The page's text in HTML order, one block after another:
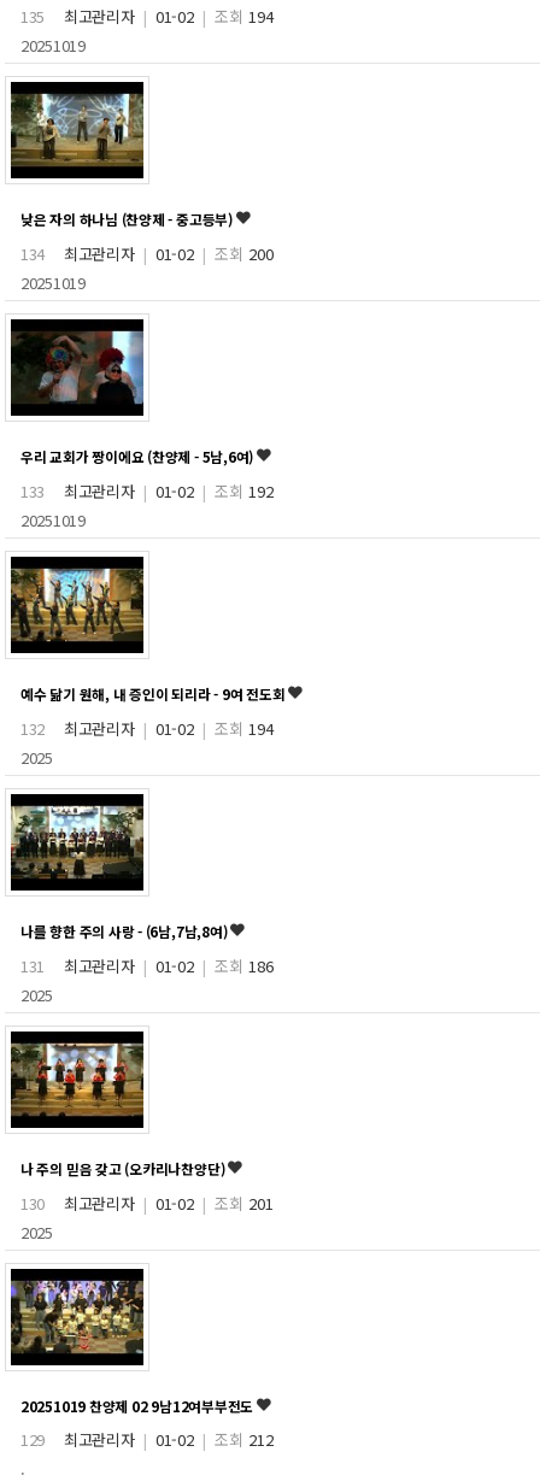
135 최고관리자 | 01-02 | 조회 194
20251019
낮은 자의 하나님 (찬양제 - 중고등부)
134 최고관리자 | 01-02 | 조회 200
20251019
우리 교회가 짱이에요 (찬양제 - 5남,6여)
133 최고관리자 | 01-02 | 조회 192
20251019
예수 닮기 원해, 내 증인이 되리라 - 9여 전도회
132 최고관리자 | 01-02 | 조회 194
2025
나를 향한 주의 사랑 - (6남,7남,8여)
131 최고관리자 | 01-02 | 조회 186
2025
나 주의 믿음 갖고 (오카리나찬양단)
130 최고관리자 | 01-02 | 조회 201
2025
20251019 찬양제 02 9남12여부부전도
129 최고관리자 | 01-02 | 조회 212
.